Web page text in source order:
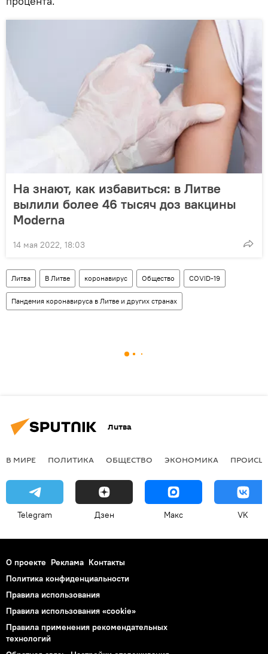
На знают, как избавиться: в Литве
вылили более 46 тысяч доз вакцины
Moderna
14 мая 2022, 18:03
Литва В Литве коронавирус Общество COVID-19
Пандемия коронавируса в Литве и других странах
Литва
В МИРЕ ПОЛИТИКА ОБЩЕСТВО ЭКОНОМИКА
Telegram Дзен Макс VK
О проекте Реклама Контакты
Политика конфиденциальности
Правила использования
Правила использования «cookie»
Правила применения рекомендательных
технологий